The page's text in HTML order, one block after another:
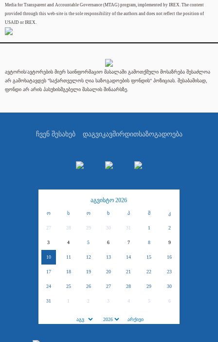
Media for Transparent and Accountable Governance (MTAG) program, implemented by IREX. The content
provided through this web-site is the sole responsibility of the authors and does not reflect the position of
USAID or IREX.
ავტორის/ავტორების მიერ საინფორმაციო მასალაში გამოთქმული მოსაზრება შესაძლოა
არ გამოხატავდეს "საქართველოს ღია საზოგადოების ფონდის" პოზიციას. შესაბამისად,
ფონდი არ არის პასუხისმგებელი მასალის შინაარსზე.
ჩვენ შესახებ დაგვიკავშირდითსაზოგადოება
აგვისტო 2026
ო ს ო ხ პ შ კ
27 28 29 30 31 1 2
3 4 5 6 7 8 9
10 11 12 13 14 15 16
17 18 19 20 21 22 23
24 25 26 27 28 29 30
31 1 2 3 4 5 6